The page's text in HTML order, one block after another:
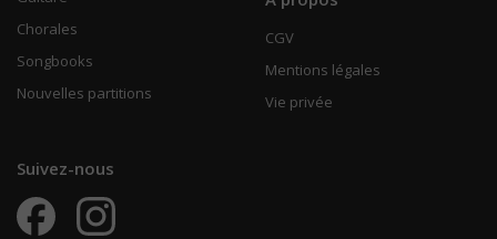
Chorales
Songbooks
Nouvelles partitions
CGV
Mentions légales
Vie privée
Suivez-nous